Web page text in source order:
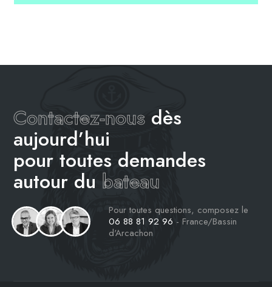
Contactez-nous dès
aujourd’hui
pour toutes demandes
autour du bateau
Pour toutes questions, composez le
06 88 81 92 96 - France/Bassin
d'Arcachon